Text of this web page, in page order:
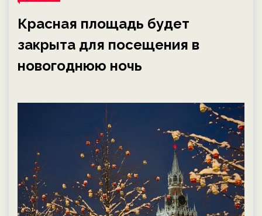
Красная площадь будет
закрыта для посещения в
новогоднюю ночь